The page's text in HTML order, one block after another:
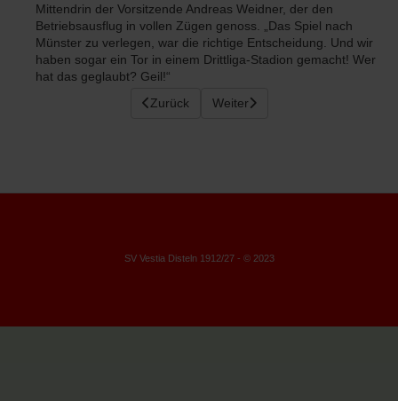
Mittendrin der Vorsitzende Andreas Weidner, der den
Betriebsausflug in vollen Zügen genoss. „Das Spiel nach
Münster zu verlegen, war die richtige Entscheidung. Und wir
haben sogar ein Tor in einem Drittliga-Stadion gemacht! Wer
hat das geglaubt? Geil!“
Vorheriger Beitrag: Vestia Disteln trennt sich
Zurück Nächster Beitrag: Das Spiel im
Weiter
SV Vestia Disteln 1912/27 - © 2023